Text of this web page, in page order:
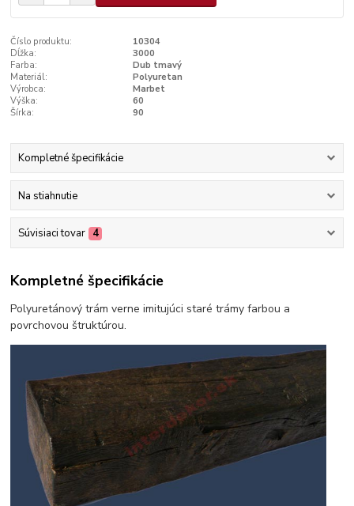
Číslo produktu:
10304
Dĺžka:
3000
Farba:
Dub tmavý
Materiál:
Polyuretan
Výrobca:
Marbet
Výška:
60
Šírka:
90
Kompletné špecifikácie
Na stiahnutie
Súvisiaci tovar 4
Kompletné špecifikácie
Polyuretánový trám verne imitujúci staré trámy farbou a
povrchovou štruktúrou.